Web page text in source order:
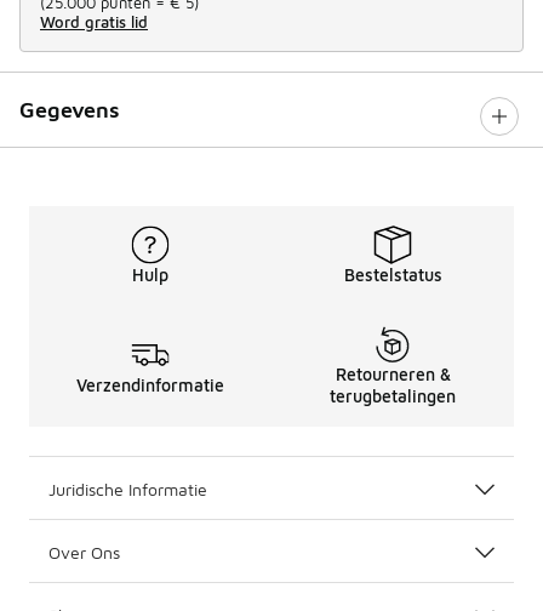
Word gratis lid
Gegevens
Hulp Bestelstatus
Verzendinformatie
Retourneren &
terugbetalingen
Juridische Informatie
Over Ons